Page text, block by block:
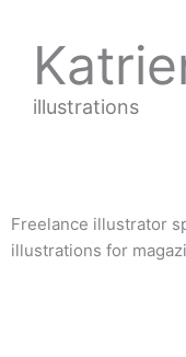
inhoud
illustrations
Freelance illustrator
illustrations for